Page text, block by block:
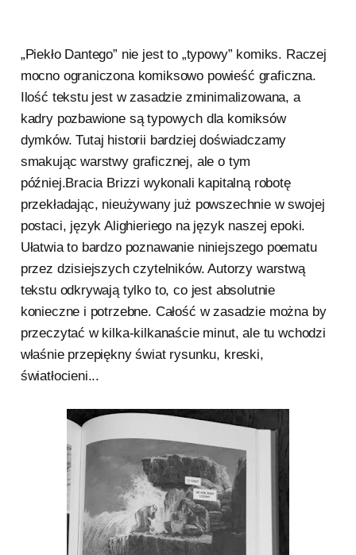
„Piekło Dantego” nie jest to „typowy” komiks. Raczej
mocno ograniczona komiksowo powieść graficzna.
Ilość tekstu jest w zasadzie zminimalizowana, a
kadry pozbawione są typowych dla komiksów
dymków. Tutaj historii bardziej doświadczamy
smakując warstwy graficznej, ale o tym
później.Bracia Brizzi wykonali kapitalną robotę
przekładając, nieużywany już powszechnie w swojej
postaci, język Alighieriego na język naszej epoki.
Ułatwia to bardzo poznawanie niniejszego poematu
przez dzisiejszych czytelników. Autorzy warstwą
tekstu odkrywają tylko to, co jest absolutnie
konieczne i potrzebne. Całość w zasadzie można by
przeczytać w kilka-kilkanaście minut, ale tu wchodzi
właśnie przepiękny świat rysunku, kreski,
światłocieni...